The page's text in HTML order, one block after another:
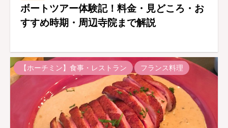
ボートツアー体験記！料金・見どころ・お
すすめ時期・周辺寺院まで解説
【ホーチミン】食事・レストラン フランス料理